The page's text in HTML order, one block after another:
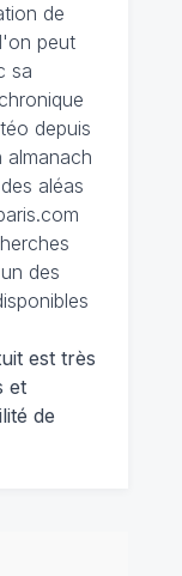
de
peut
sa
chronique
depuis
almanach
aléas
des
est très
et
de